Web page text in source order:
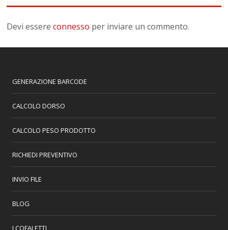
Devi essereconnesso per inviare un commento.
GENERAZIONE BARCODE
CALCOLO DORSO
CALCOLO PESO PRODOTTO
RICHIEDI PREVENTIVO
INVIO FILE
BLOG
I COFALETTI